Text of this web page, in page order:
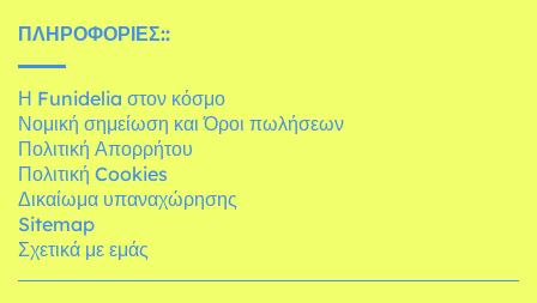
ΠΛΗΡΟΦΟΡΊΕΣ::
Η Funidelia στον κόσμο
Νομική σημείωση και Όροι πωλήσεων
Πολιτική Απορρήτου
Πολιτική Cookies
Δικαίωμα υπαναχώρησης
Sitemap
Σχετικά με εμάς